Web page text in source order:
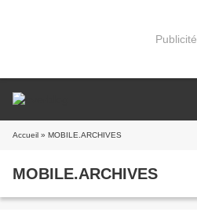
Publicité
Accueil » MOBILE.ARCHIVES
MOBILE.ARCHIVES